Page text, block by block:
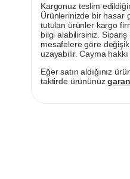
Kargonuz teslim
Ürünlerinizde bir hasar
tutulan ürünler kargo
bilgi alabilirsiniz.
mesafelere göre
uzayabilir. Cayma
Eğer satın aldığınız
taktirde ürününüz